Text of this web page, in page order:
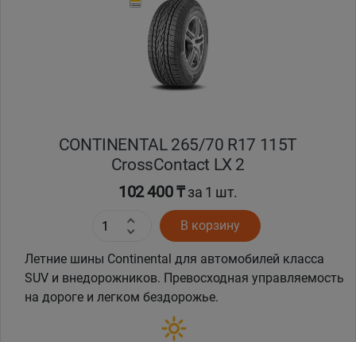
CONTINENTAL 265/70 R17 115T
CrossContact LX 2
102 400 ₸за 1 шт.
В корзину
Летние шины Continental для автомобилей класса
SUV и внедорожников. Превосходная управляемость
на дороге и легком бездорожье.
Павлодар
Талдыкорган